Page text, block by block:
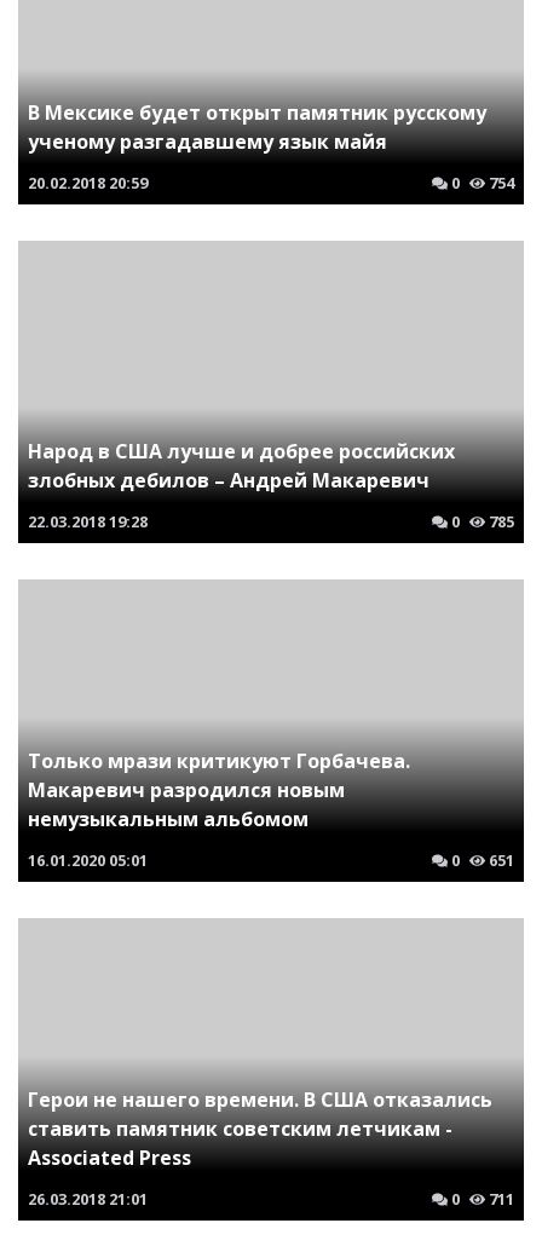
В Мексике будет открыт памятник русскому
ученому разгадавшему язык майя
20.02.2018 20:59 0 754
Народ в США лучше и добрее российских
злобных дебилов – Андрей Макаревич
22.03.201819:28 0 785
Только мрази критикуют Горбачева.
Макаревич разродился новым
немузыкальным альбомом
16.01.2020 05:01 0 651
Герои не нашего времени. В США отказались
ставить памятник советским летчикам -
Associated Press
26.03.2018 21:01 0 711